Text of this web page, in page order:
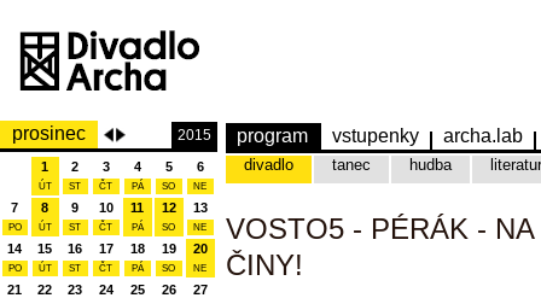
prosinec 2015
1
ÚT
2
ST
3
ČT
4
PÁ
5
SO
6
NE
7
PO
8
ÚT
9
ST
10
ČT
11
PÁ
12
SO
13
NE
14
PO
15
ÚT
16
ST
17
ČT
18
PÁ
19
SO
20
NE
21 22 23 24 25 26 27
program vstupenky archa.lab
divadlo tanec hudba
VOSTO5 - PÉRÁK -
ČINY!